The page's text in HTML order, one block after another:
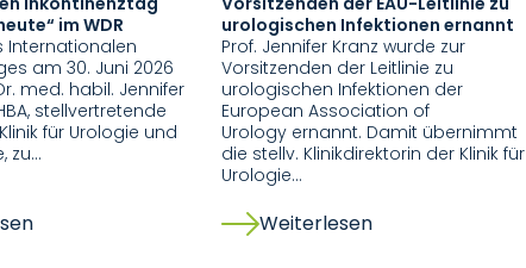
im WDR
Internationalen
am 30. Juni 2026
med. habil. Jennifer
stellvertretende
für Urologie und
zu…
urologischen Infektionen ernannt
Prof. Jennifer Kranz wurde zur
Vorsitzenden der Leitlinie zu
urologischen Infektionen der
European Association of
Urology ernannt. Damit übernimmt
die stellv. Klinikdirektorin der Klinik für
Urologie…
Weiterlesen